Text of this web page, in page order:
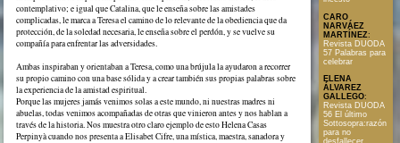
contemplativo; e igual que Catalina, que le enseña sobre las amistades
complicadas, le marca a Teresa el camino de lo relevante de la obediencia que da
protección, de la soledad necesaria, le enseña sobre el perdón, y se vuelve su
compañía para enfrentar las adversidades.
Ambas inspiraban y orientaban a Teresa, como una brújula la ayudaron a recorrer
su propio camino con una base sólida y a crear también sus propias palabras sobre
la experiencia de la amistad espiritual.
Porque las mujeres jamás venimos solas a este mundo, ni nuestras madres ni
abuelas, todas venimos acompañadas de otras que vinieron antes y nos hablan a
través de la historia. Nos muestra otro claro ejemplo de esto Helena Casas
Perpinyà cuando nos presenta a Elisabet Cifre, una mística, maestra, sanadora y
CARO
NARVÁEZ
MARTÍNEZ:
Revista DUODA
57 Palabras para
celebrar
ELENA
ÁLVAREZ
GALLEGO:
Revista DUODA
56 El último
Sottosopra:razón
para no
desfallecer